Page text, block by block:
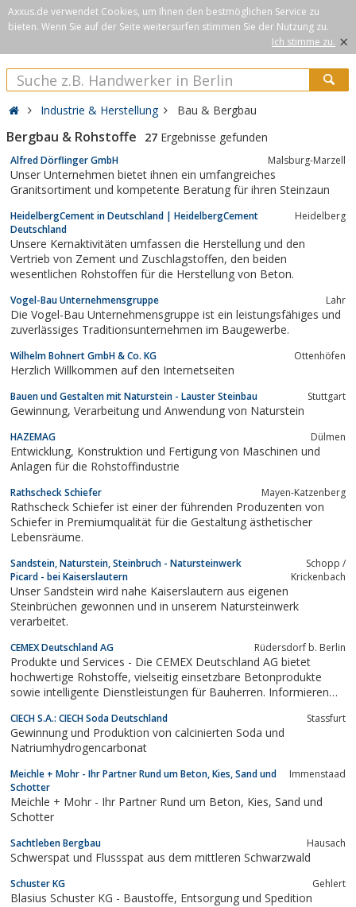
Axxus.de verwendet Cookies, um Ihnen den bestmöglichen Service zu
bieten. Wenn Sie auf der Seite weitersurfen stimmen Sie der Nutzung zu.
Ich stimme zu. ×
Industrie & Herstellung Bau & Bergbau
Bergbau & Rohstoffe 27 Ergebnisse gefunden
Alfred Dörflinger GmbH Malsburg-Marzell
Unser Unternehmen bietet ihnen ein umfangreiches
Granitsortiment und kompetente Beratung für ihren Steinzaun
HeidelbergCement in Deutschland | HeidelbergCement
Deutschland
Heidelberg
Unsere Kernaktivitäten umfassen die Herstellung und den
Vertrieb von Zement und Zuschlagstoffen, den beiden
wesentlichen Rohstoffen für die Herstellung von Beton.
Vogel-Bau Unternehmensgruppe Lahr
Die Vogel-Bau Unternehmensgruppe ist ein leistungsfähiges und
zuverlässiges Traditionsunternehmen im Baugewerbe.
Wilhelm Bohnert GmbH & Co. KG Ottenhöfen
Herzlich Willkommen auf den Internetseiten
Bauen und Gestalten mit Naturstein - Lauster Steinbau Stuttgart
Gewinnung, Verarbeitung und Anwendung von Naturstein
HAZEMAG Dülmen
Entwicklung, Konstruktion und Fertigung von Maschinen und
Anlagen für die Rohstoffindustrie
Rathscheck Schiefer Mayen-Katzenberg
Rathscheck Schiefer ist einer der führenden Produzenten von
Schiefer in Premiumqualität für die Gestaltung ästhetischer
Lebensräume.
Sandstein, Naturstein, Steinbruch - Natursteinwerk
Picard - bei Kaiserslautern
Schopp /
Krickenbach
Unser Sandstein wird nahe Kaiserslautern aus eigenen
Steinbrüchen gewonnen und in unserem Natursteinwerk
verarbeitet.
CEMEX Deutschland AG Rüdersdorf b. Berlin
Produkte und Services - Die CEMEX Deutschland AG bietet
hochwertige Rohstoffe, vielseitig einsetzbare Betonprodukte
sowie intelligente Dienstleistungen für Bauherren. Informieren
CIECH S.A.: CIECH Soda Deutschland Stassfurt
Gewinnung und Produktion von calcinierten Soda und
Natriumhydrogencarbonat
Meichle + Mohr - Ihr Partner Rund um Beton, Kies, Sand und
Schotter
Immenstaad
Meichle + Mohr - Ihr Partner Rund um Beton, Kies, Sand und
Schotter
Sachtleben Bergbau Hausach
Schwerspat und Flussspat aus dem mittleren Schwarzwald
Schuster KG Gehlert
Blasius Schuster KG - Baustoffe, Entsorgung und Spedition